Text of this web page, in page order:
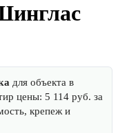
для объекта в
цены: 5 114 руб. за
крепеж и